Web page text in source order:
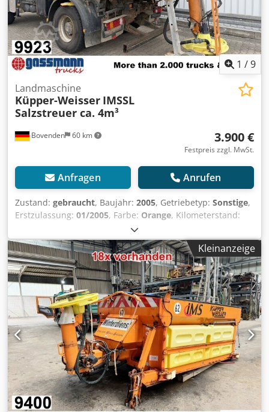
1 /9
Bovenden 60 km
Landmaschine
Küpper-Weisser IMSSL
Salzstreuer ca. 4m³
3.900 €
Festpreis zzgl. MwSt.
Anfragen Anrufen
Zustand: gebraucht, Baujahr: 2005, Getriebetyp: Sonstige,
Erstzulassung: 01/2005, Farbe: Orange, Kilometerstand:
1.690 kg
Fahrzeugstandort: Bovenden, Leergewicht ca. 1690kg!
Djdpfx Asy Tbg Sshzock Antriebsart: E2940HFS
ZUBEHÖRANGABEN OHNE GEWÄHR, Änderungen,
Zwischenverkauf und Irrtümer vorbehalten! - .
Kleinanzeige